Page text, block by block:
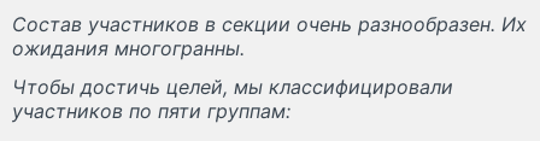
Состав участников в секции очень разнообразен. Их
ожидания многогранны.
Чтобы достичь целей, мы классифицировали
участников по пяти группам: